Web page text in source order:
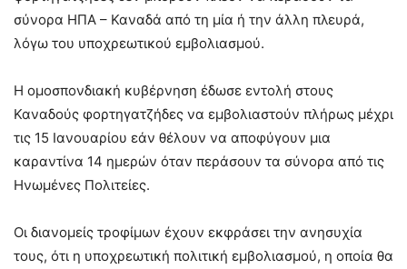
σύνορα ΗΠΑ – Καναδά από τη μία ή την άλλη πλευρά,
λόγω του υποχρεωτικού εμβολιασμού.
Η ομοσπονδιακή κυβέρνηση έδωσε εντολή στους
Καναδούς φορτηγατζήδες να εμβολιαστούν πλήρως μέχρι
τις 15 Ιανουαρίου εάν θέλουν να αποφύγουν μια
καραντίνα 14 ημερών όταν περάσουν τα σύνορα από τις
Ηνωμένες Πολιτείες.
Οι διανομείς τροφίμων έχουν εκφράσει την ανησυχία
τους, ότι η υποχρεωτική πολιτική εμβολιασμού, η οποία θα